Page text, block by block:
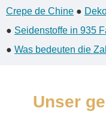
Crepe de Chine ●
● Seidenstoffe in 935
● Was bedeuten die
Unser